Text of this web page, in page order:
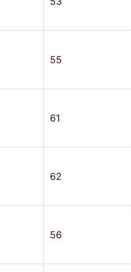
55
61
62
56